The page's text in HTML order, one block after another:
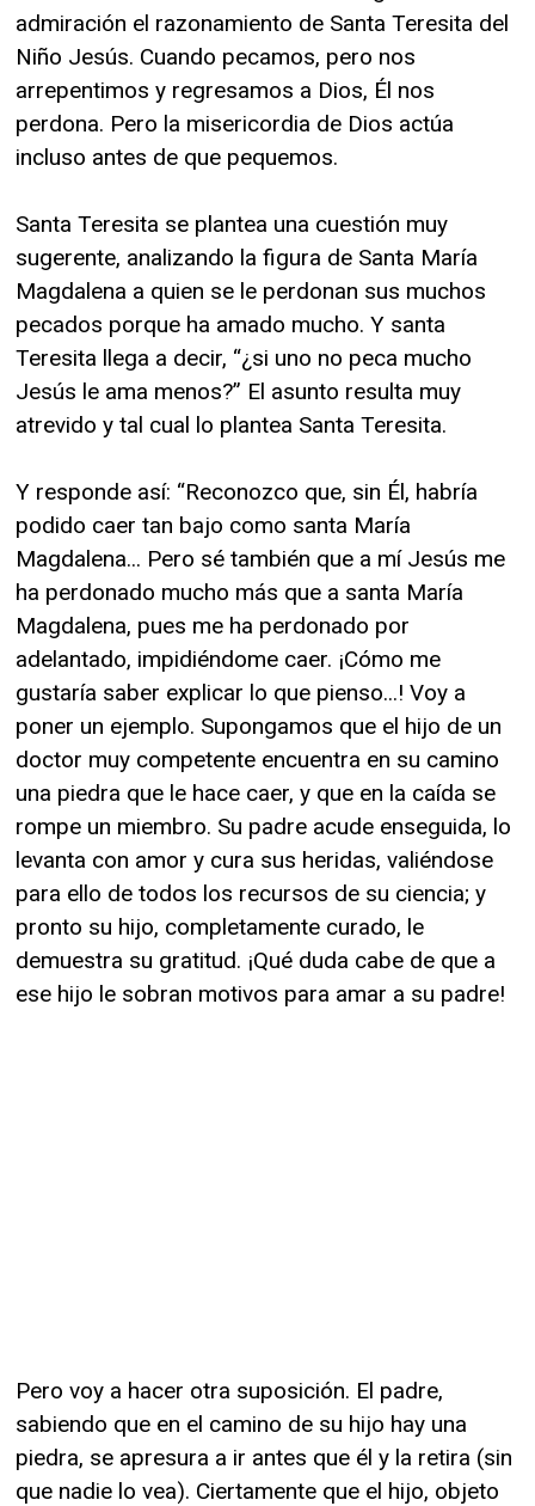
admiración el razonamiento de Santa Teresita del
Niño Jesús. Cuando pecamos, pero nos
arrepentimos y regresamos a Dios, Él nos
perdona. Pero la misericordia de Dios actúa
incluso antes de que pequemos.
Santa Teresita se plantea una cuestión muy
sugerente, analizando la figura de Santa María
Magdalena a quien se le perdonan sus muchos
pecados porque ha amado mucho. Y santa
Teresita llega a decir, “¿si uno no peca mucho
Jesús le ama menos?” El asunto resulta muy
atrevido y tal cual lo plantea Santa Teresita.
Y responde así: “Reconozco que, sin Él, habría
podido caer tan bajo como santa María
Magdalena... Pero sé también que a mí Jesús me
ha perdonado mucho más que a santa María
Magdalena, pues me ha perdonado por
adelantado, impidiéndome caer. ¡Cómo me
gustaría saber explicar lo que pienso...! Voy a
poner un ejemplo. Supongamos que el hijo de un
doctor muy competente encuentra en su camino
una piedra que le hace caer, y que en la caída se
rompe un miembro. Su padre acude enseguida, lo
levanta con amor y cura sus heridas, valiéndose
para ello de todos los recursos de su ciencia; y
pronto su hijo, completamente curado, le
demuestra su gratitud. ¡Qué duda cabe de que a
ese hijo le sobran motivos para amar a su padre!
Pero voy a hacer otra suposición. El padre,
sabiendo que en el camino de su hijo hay una
piedra, se apresura a ir antes que él y la retira (sin
que nadie lo vea). Ciertamente que el hijo, objeto